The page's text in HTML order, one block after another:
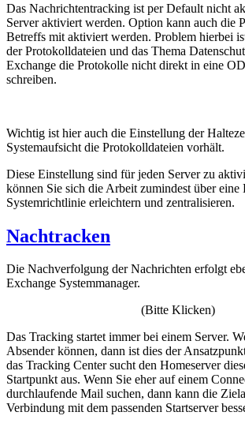
Das Nachrichtentracking ist per Default nicht
Server aktiviert werden. Option kann auch die
Betreffs mit aktiviert werden. Problem hierbei
der Protokolldateien und das Thema
Exchange die Protokolle nicht direkt in eine
schreiben.
Wichtig ist hier auch die Einstellung der
Systemaufsicht die Protokolldateien vorhält.
Diese Einstellung sind für jeden Server zu
können Sie sich die Arbeit zumindest über eine
Systemrichtlinie erleichtern und zentralisieren.
Nachtracken
Die Nachverfolgung der Nachrichten erfolgt
Exchange Systemmanager.
(Bitte Klicken)
Das Tracking startet immer bei einem Server.
Absender können, dann ist dies der
das Tracking Center sucht den Homeserver
Startpunkt aus. Wenn Sie eher auf einem
durchlaufende Mail suchen, dann kann die
Verbindung mit dem passenden Startserver